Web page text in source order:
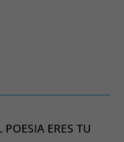
POESIA ERES TU